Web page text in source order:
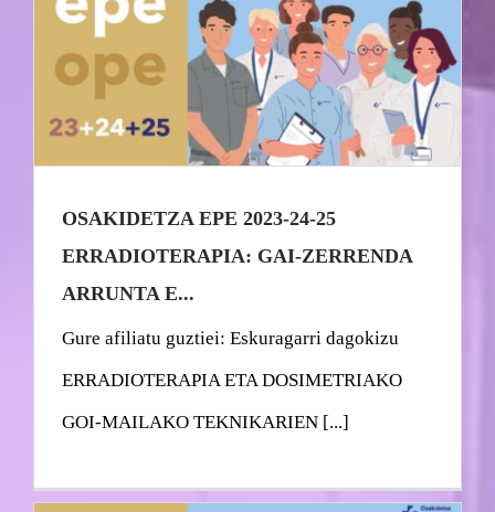
OSAKIDETZA EPE 2023-24-25
ERRADIOTERAPIA: GAI-ZERRENDA
ARRUNTA E...
Gure afiliatu guztiei: Eskuragarri dagokizu
ERRADIOTERAPIA ETA DOSIMETRIAKO
GOI-MAILAKO TEKNIKARIEN [...]